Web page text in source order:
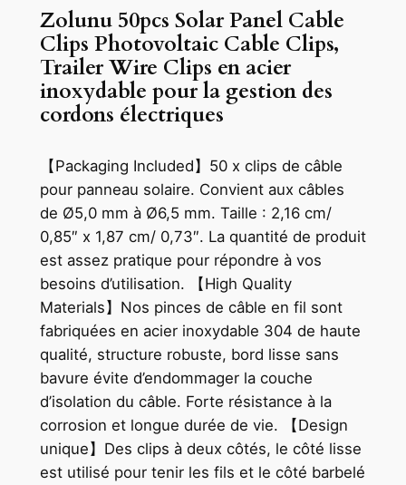
Zolunu 50pcs Solar Panel Cable
Clips Photovoltaic Cable Clips,
Trailer Wire Clips en acier
inoxydable pour la gestion des
cordons électriques
【Packaging Included】50 x clips de câble
pour panneau solaire. Convient aux câbles
de Ø5,0 mm à Ø6,5 mm. Taille : 2,16 cm/
0,85″ x 1,87 cm/ 0,73″. La quantité de produit
est assez pratique pour répondre à vos
besoins d’utilisation. 【High Quality
Materials】Nos pinces de câble en fil sont
fabriquées en acier inoxydable 304 de haute
qualité, structure robuste, bord lisse sans
bavure évite d’endommager la couche
d’isolation du câble. Forte résistance à la
corrosion et longue durée de vie. 【Design
unique】Des clips à deux côtés, le côté lisse
est utilisé pour tenir les fils et le côté barbelé